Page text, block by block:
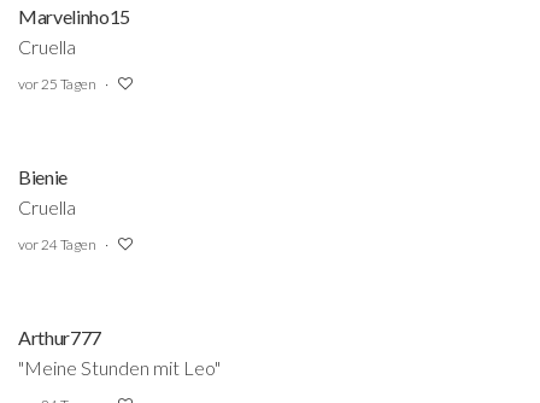
Marvelinho15
Cruella
vor 25 Tagen
Bienie
Cruella
vor 24 Tagen
Arthur777
"Meine Stunden mit Leo"